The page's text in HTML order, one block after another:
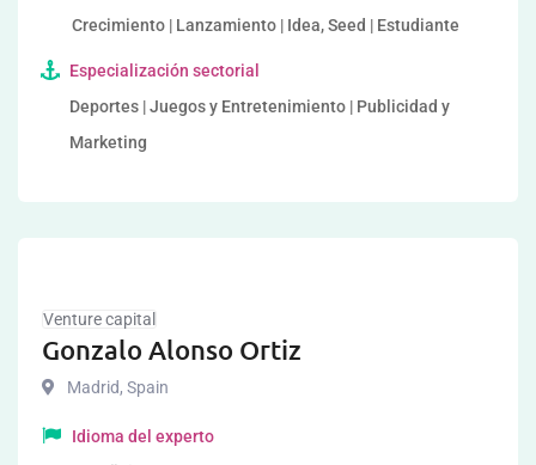
Crecimiento | Lanzamiento | Idea, Seed | Estudiante
Especialización sectorial
Deportes | Juegos y Entretenimiento | Publicidad y
Marketing
Venture capital
Gonzalo Alonso Ortiz
Madrid, Spain
Idioma del experto